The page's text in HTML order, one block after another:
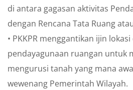
di antara gagasan aktivitas
dengan Rencana Tata Ruang
• PKKPR menggantikan ijin
pendayagunaan ruangan untuk
mengurusi tanah yang mana
wewenang Pemerintah Wilayah.